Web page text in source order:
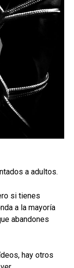
a adultos.
si tienes
a la mayoría
abandones
hay otros